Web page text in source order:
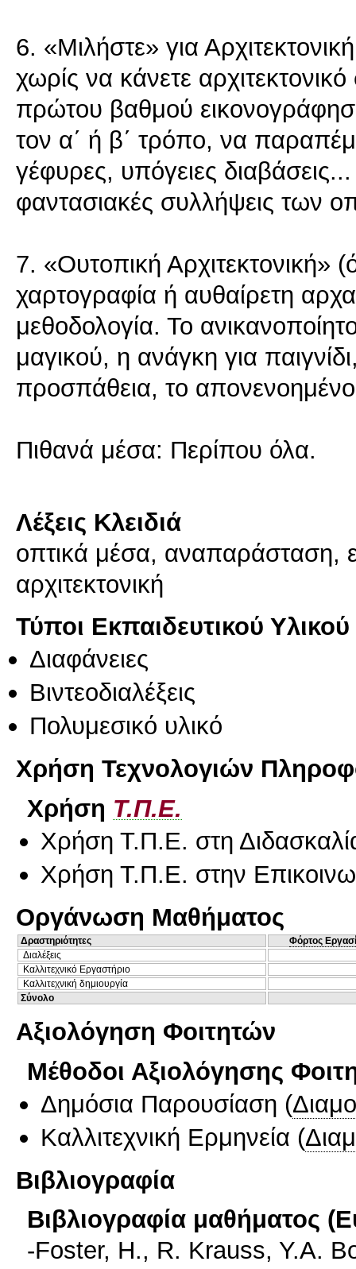
6. «Μιλήστε» για
χωρίς να κάνετε
πρώτου βαθμού
τον α΄ ή β΄ τρόπο, να
γέφυρες, υπόγειες
φαντασιακές συλλήψεις των
7. «Ουτοπική Αρχιτεκτονική»
χαρτογραφία ή αυθαίρετη
μεθοδολογία. Το
μαγικού, η ανάγκη για
προσπάθεια, το
Πιθανά μέσα: Περίπου όλα.
Λέξεις Κλειδιά
οπτικά μέσα, αναπαράσταση,
αρχιτεκτονική
Τύποι Εκπαιδευτικού Υλικού
Διαφάνειες
Βιντεοδιαλέξεις
Πολυμεσικό υλικό
Χρήση Τεχνολογιών
Χρήση Τ.Π.Ε.
Χρήση Τ.Π.Ε. στη
Χρήση Τ.Π.Ε. στην
Οργάνωση Μαθήματος
Δραστηριότητες
Φόρτος
Διαλέξεις
Καλλιτεχνικό Εργαστήριο
Καλλιτεχνική δημιουργία
Σύνολο
Αξιολόγηση Φοιτητών
Μέθοδοι Αξιολόγησης
Δημόσια Παρουσίαση (
Καλλιτεχνική Ερμηνεία (
Βιβλιογραφία
Βιβλιογραφία μαθήματος
-Foster, H., R. Krauss, Y.A.